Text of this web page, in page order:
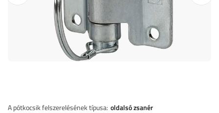
A pótkocsik felszerelésének típusa oldalsó zsanér